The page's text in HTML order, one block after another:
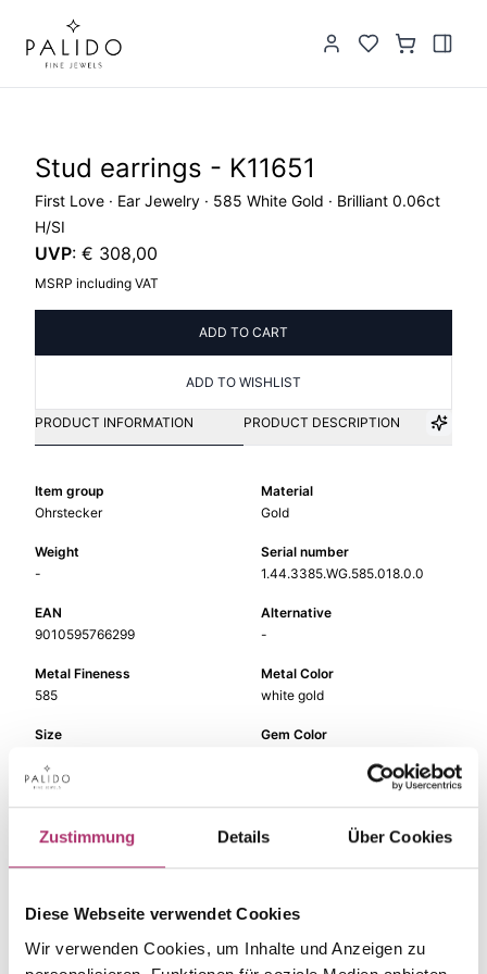
Zustimmung Details Über Cookies
Diese Webseite verwendet Cookies
Wir verwenden Cookies, um Inhalte und Anzeigen zu
Stud earrings - K11651
First Love · Ear Jewelry · 585 White Gold · Brilliant 0.06ct
H/SI
UVP: € 308,00
MSRP including VAT
ADD TO CART
ADD TO WISHLIST
PRODUCT INFORMATION PRODUCT DESCRIPTION
Item group
Ohrstecker
Material
Gold
Weight
-
Serial number
1.44.3385.WG.585.018.0.0
EAN
9010595766299
Alternative
-
Metal Fineness
585
Metal Color
white gold
Size
Gem Color
The matching pieces